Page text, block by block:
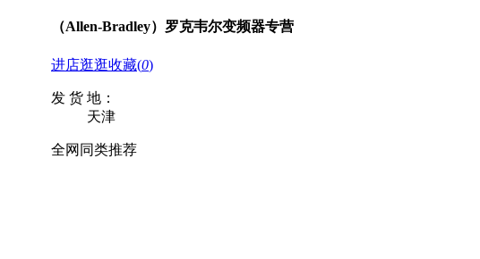
（Allen-Bradley）罗克韦尔变频器专营
进店逛逛收藏(0)
发 货 地：
天津
全网同类推荐